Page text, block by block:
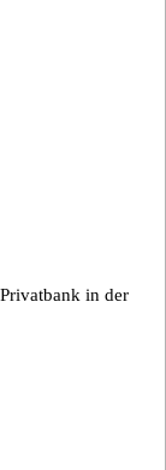
in der